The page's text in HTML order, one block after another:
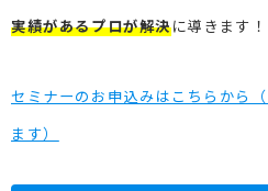
実績があるプロが解決に導きます！
セミナーのお申込みはこちらから
ます）